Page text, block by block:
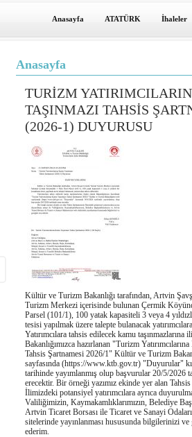
Anasayfa ATATÜRK İhaleler
Anasayfa
TURİZM
TAŞINMAZI TAHSİS
(2026-1) DUYURUSU
Kültür ve Turizm Bakanlığı tarafından, Artvin
Turizm Merkezi içerisinde bulunan Çermik
Parsel (101/1), 100 yatak kapasiteli 3 veya 4
tesisi yapılmak üzere talepte bulanacak
Yatırımcılara tahsis edilecek kamu taşınmazlarına
Bakanlığımızca hazırlanan "Turizm
Tahsis Şartnamesi 2026/1" Kültür ve Turizm
sayfasında (https://www.ktb.gov.tr) "Duyurular"
tarihinde yayımlanmış olup başvurular 20/5/2026
erecektir. Bir örneği yazımız ekinde yer alan
İlimizdeki potansiyel yatırımcılara ayrıca
Valiliğimizin, Kaymakamlıklarımızın, Belediye
Artvin Ticaret Borsası ile Ticaret ve Sanayi
sitelerinde yayınlanması hususunda bilgilerinizi
ederim.